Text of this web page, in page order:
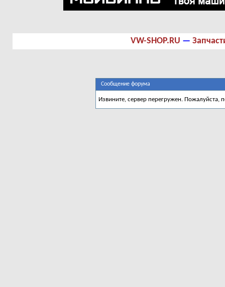
VW-SHOP.RU —
Сообщение форума
Извините, сервер перегружен. Пожалуйста,